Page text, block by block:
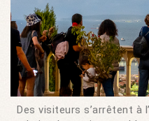
Des visiteurs s’arrêtent à